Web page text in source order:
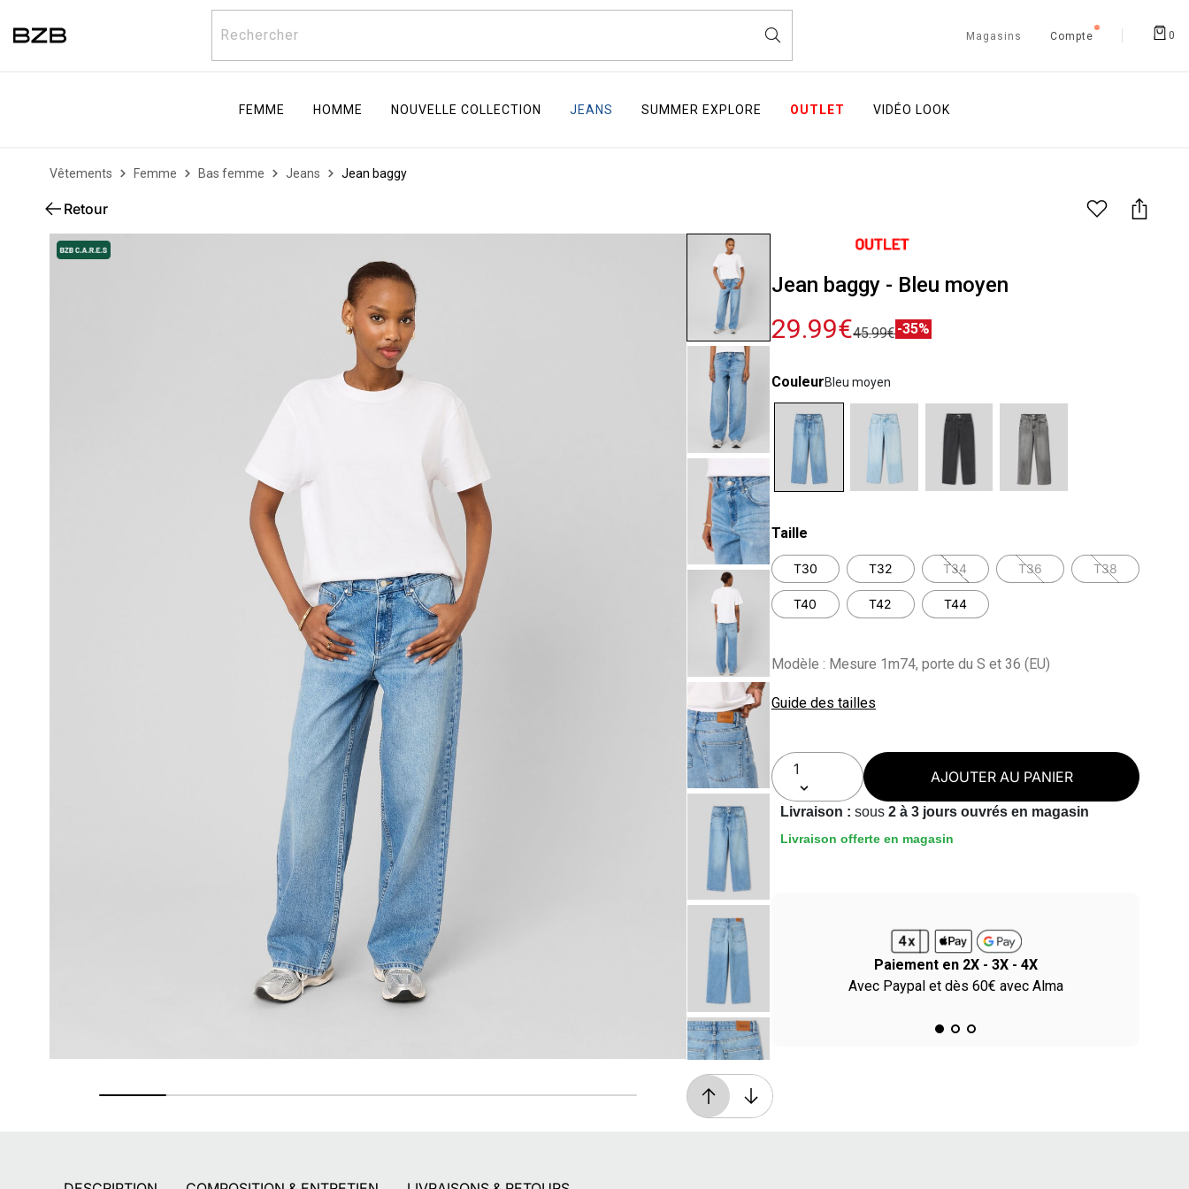
Rechercher Magasins Compte 0
FEMME HOMME NOUVELLE COLLECTION JEANS SUMMER EXPLORE OUTLET VIDÉO LOOK
Vêtements Femme Bas femme Jeans Jean baggy
Retour
Jean baggy - Bleu moyen
29.99€45.99€-35%
CouleurBleu moyen
Taille
T30 T32 T34 T36 T38
T40 T42 T44
Modèle : Mesure 1m74, porte du S et 36 (EU)
Guide des tailles
AJOUTER AU PANIER
Livraison : sous 2 à 3 jours ouvrés en magasin
Livraison offerte en magasin
Retours gratuits
Pendant 90 jours
En magasin, ou dès 49€ d'achats à domicile
Paiement en 2X - 3X - 4X
Avec Paypal et dès 60€ avec Alma